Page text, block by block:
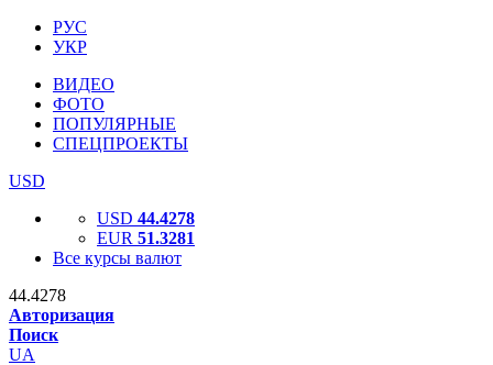
РУС
УКР
ВИДЕО
ФОТО
ПОПУЛЯРНЫЕ
СПЕЦПРОЕКТЫ
USD
USD 44.4278
EUR 51.3281
Все курсы валют
44.4278
Авторизация
Поиск
UA